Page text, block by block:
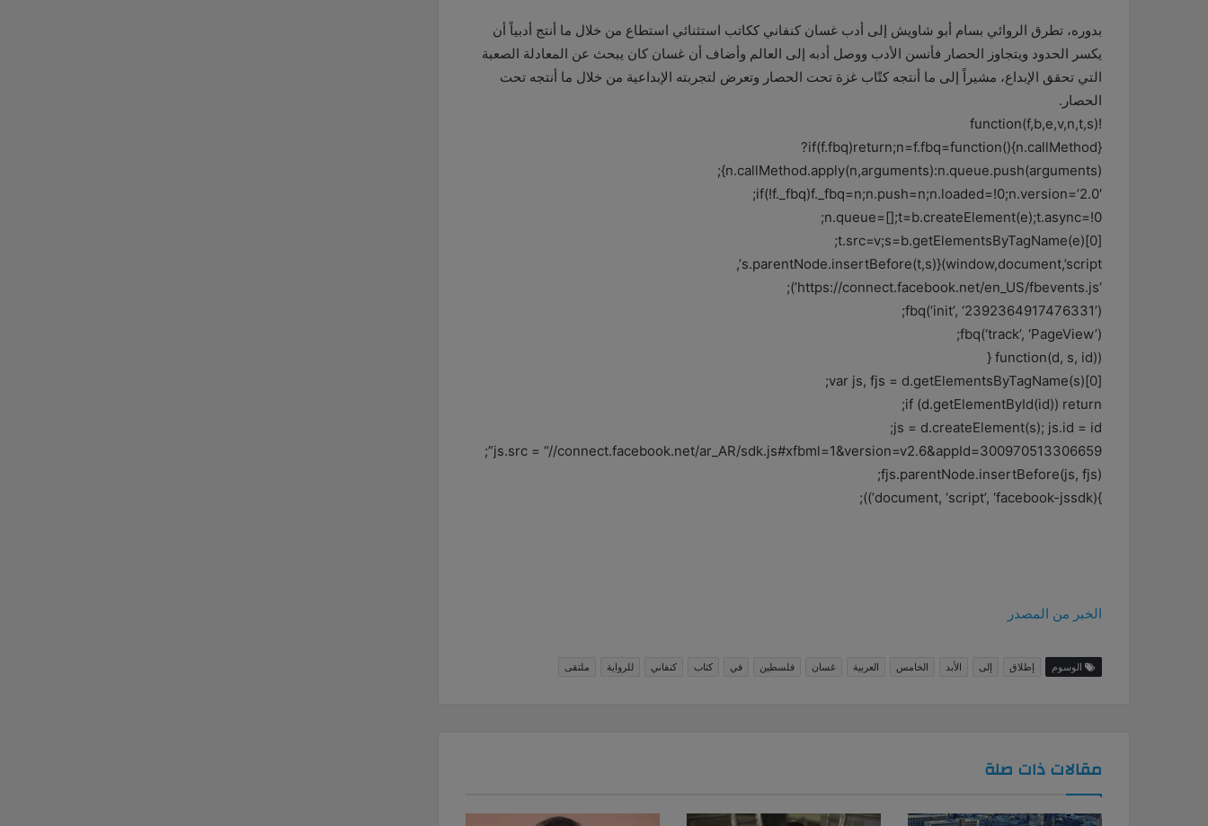
بدوره، تطرق الروائي بسام أبو شاويش إلى أدب غسان كنفاني ككاتب استثنائي استطاع من خلال ما أنتج أدبياً أن
يكسر الحدود ويتجاوز الحصار فأنسن الأدب ووصل أدبه إلى العالم وأضاف أن غسان كان يبحث عن المعادلة الصعبة
التي تحقق الإبداع، مشيراً إلى ما أنتجه كتّاب غزة تحت الحصار وتعرض لتجربته الإبداعية من خلال ما أنتجه تحت
الحصار.
!function(f,b,e,v,n,t,s)
{if(f.fbq)return;n=f.fbq=function(){n.callMethod?
n.callMethod.apply(n,arguments):n.queue.push(arguments)};
if(!f._fbq)f._fbq=n;n.push=n;n.loaded=!0;n.version=’2.0′;
n.queue=[];t=b.createElement(e);t.async=!0;
t.src=v;s=b.getElementsByTagName(e)[0];
s.parentNode.insertBefore(t,s)}(window,document,’script’,
‘https://connect.facebook.net/en_US/fbevents.js’);
fbq(‘init’, ‘2392364917476331’);
fbq(‘track’, ‘PageView’);
(function(d, s, id) {
var js, fjs = d.getElementsByTagName(s)[0];
if (d.getElementById(id)) return;
js = d.createElement(s); js.id = id;
js.src = “//connect.facebook.net/ar_AR/sdk.js#xfbml=1&version=v2.6&appId=300970513306659”;
fjs.parentNode.insertBefore(js, fjs);
}(document, ‘script’, ‘facebook-jssdk’));
الخبر من المصدر
الوسوم إطلاق إلى الأبد الخامس العربية غسان فلسطين في كتاب كنفاني للرواية ملتقى
مقالات ذات صلة